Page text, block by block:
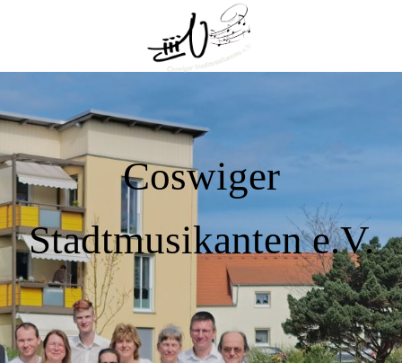
Coswiger
Stadtmusikanten e.V.